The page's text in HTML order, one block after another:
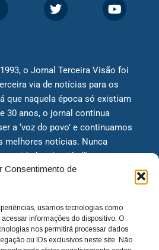
Consentimento de
usamos tecnologias como
informações do dispositivo. O
nos permitirá processar dados
ou IDs exclusivos neste site. Não
o Jornal Terceira Visão foi
via de notícias para os
que naquela época só existiam
30 anos, o jornal continua
a ‘voz do povo’ e continuamos
melhores notícias. Nunca
do cidadão, sempre
públicos em busca de melhorias
cobrando resoluções para casos
(19) 3929-6225